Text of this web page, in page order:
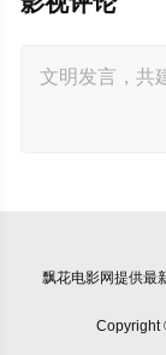
飘花电影网提供最
Copyright